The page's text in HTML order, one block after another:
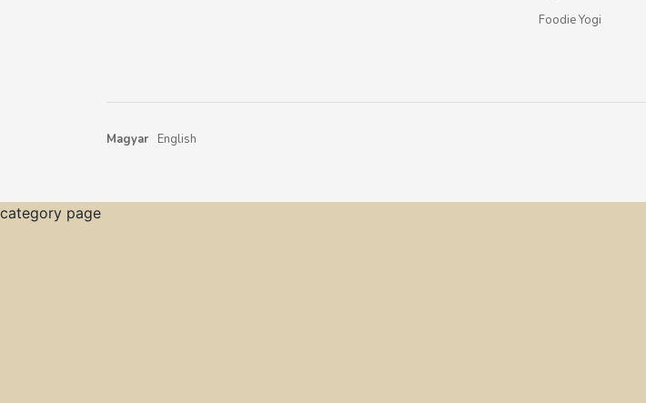
Foodie Yogi
Magyar English
category page